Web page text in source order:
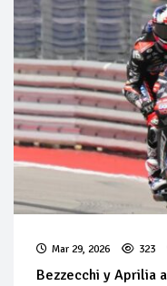
Mar 29, 2026 323
Bezzecchi y Aprilia